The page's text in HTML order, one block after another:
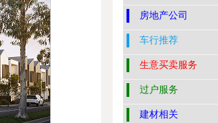
房地产公司
车行推荐
生意买卖服务
过户服务
建材相关